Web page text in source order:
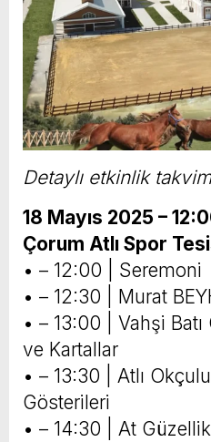
Detaylı etkinlik
18 Mayıs 2025 –
Çorum Atlı Spor
• – 12:00 | Seremoni
• – 12:30 | Murat
• – 13:00 | Vahşi
ve Kartallar
• – 13:30 | Atlı
Gösterileri
• – 14:30 | At Güzellik